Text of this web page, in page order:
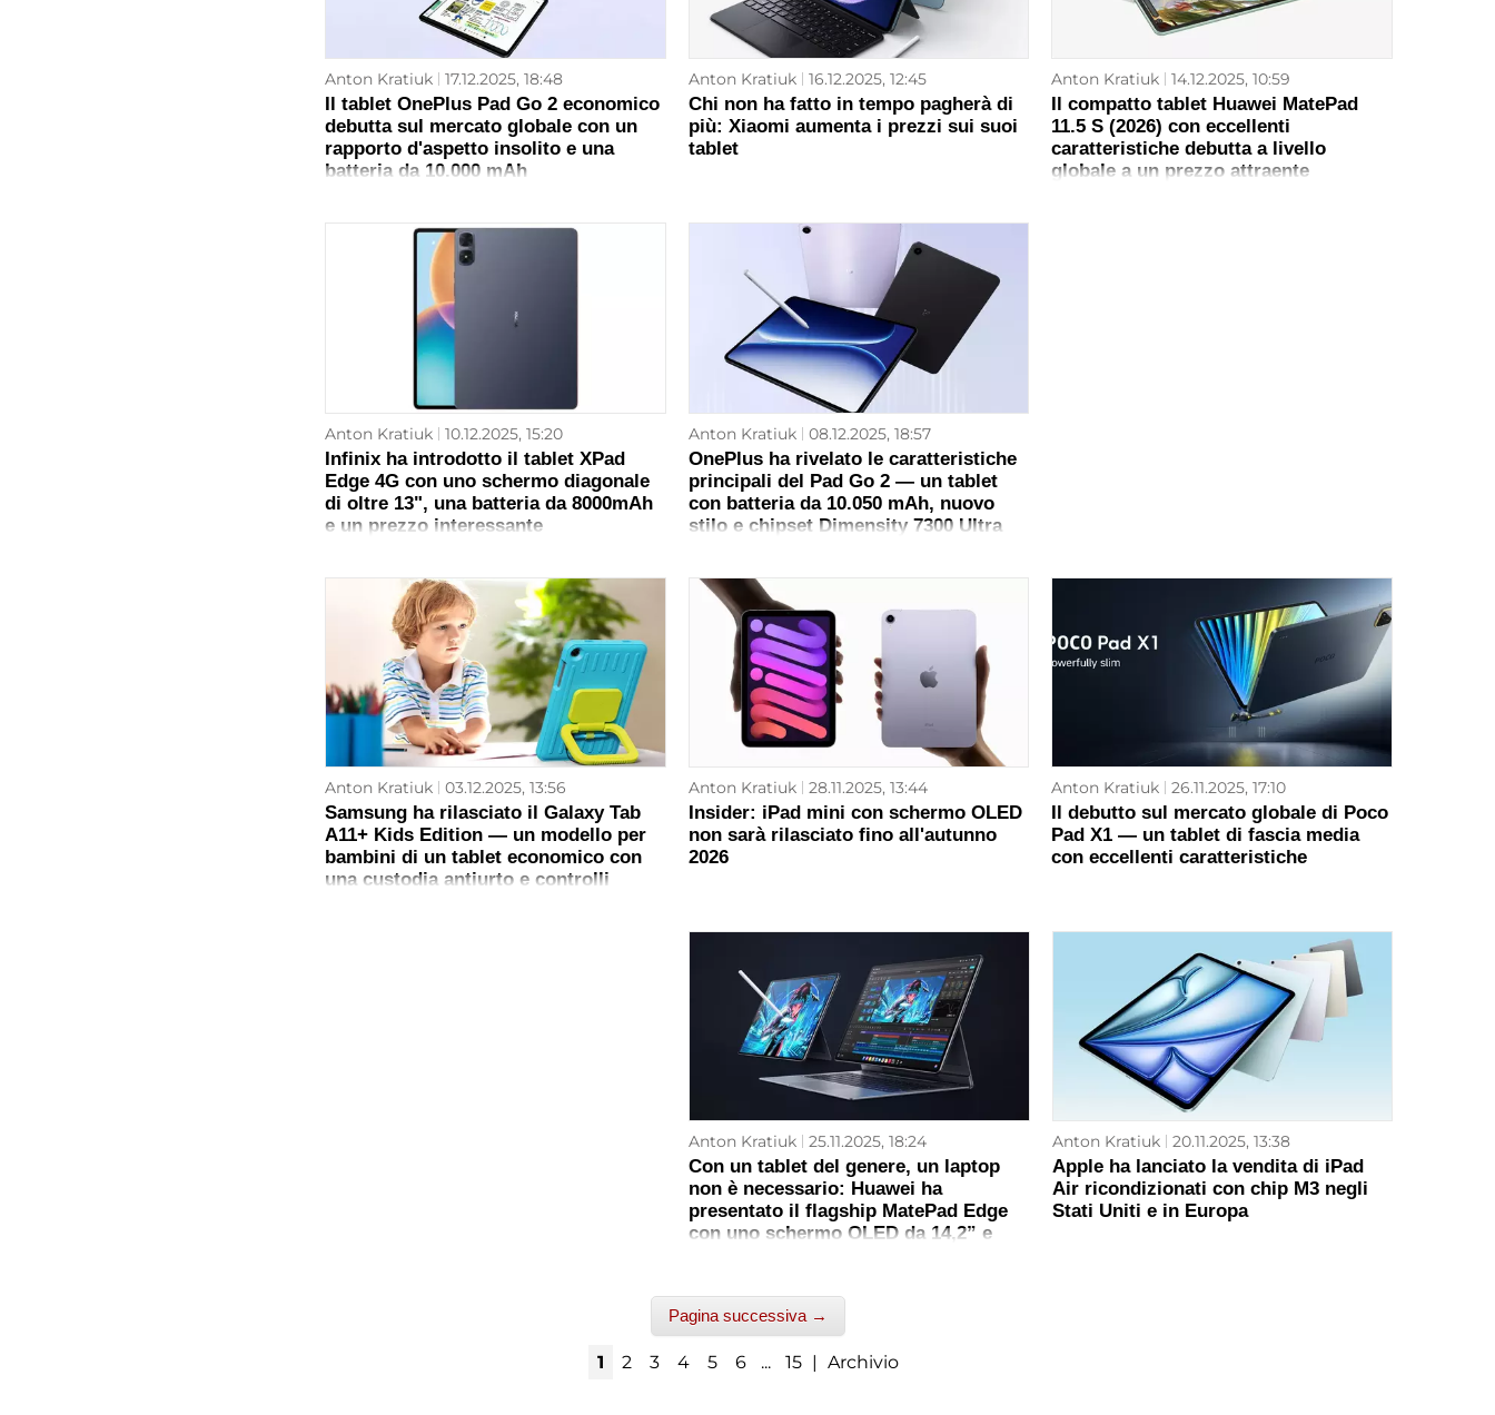
Anton Kratiuk 17.12.2025, 18:48
Il tablet OnePlus Pad Go 2 economico
debutta sul mercato globale con un
rapporto d'aspetto insolito e una
batteria da 10.000 mAh
Anton Kratiuk 16.12.2025, 12:45
Chi non ha fatto in tempo pagherà di
più: Xiaomi aumenta i prezzi sui suoi
tablet
Anton Kratiuk 14.12.2025, 10:59
Il compatto tablet Huawei MatePad
11.5 S (2026) con eccellenti
caratteristiche debutta a livello
globale a un prezzo attraente
Anton Kratiuk 10.12.2025, 15:20
Infinix ha introdotto il tablet XPad
Edge 4G con uno schermo diagonale
di oltre 13", una batteria da 8000mAh
e un prezzo interessante
Anton Kratiuk 08.12.2025, 18:57
OnePlus ha rivelato le caratteristiche
principali del Pad Go 2 — un tablet
con batteria da 10.050 mAh, nuovo
stilo e chipset Dimensity 7300 Ultra
Anton Kratiuk 03.12.2025, 13:56
Samsung ha rilasciato il Galaxy Tab
A11+ Kids Edition — un modello per
bambini di un tablet economico con
una custodia antiurto e controlli
Anton Kratiuk 28.11.2025, 13:44
Insider: iPad mini con schermo OLED
non sarà rilasciato fino all'autunno
2026
Anton Kratiuk 26.11.2025, 17:10
Il debutto sul mercato globale di Poco
Pad X1 — un tablet di fascia media
con eccellenti caratteristiche
Anton Kratiuk 25.11.2025, 18:24
Con un tablet del genere, un laptop
non è necessario: Huawei ha
presentato il flagship MatePad Edge
con uno schermo OLED da 14,2” e
Anton Kratiuk 20.11.2025, 13:38
Apple ha lanciato la vendita di iPad
Air ricondizionati con chip M3 negli
Stati Uniti e in Europa
Pagina successiva →
1 2 3 4 5 6 ... 15 | Archivio